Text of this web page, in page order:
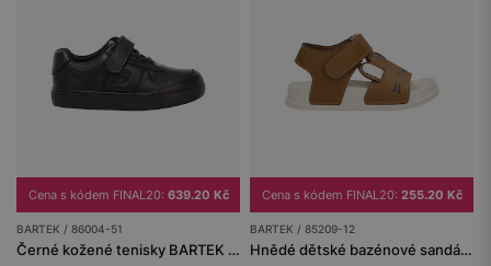
Cena s kódem FINAL20: 639.20 Kč
BARTEK / 86004-51
Černé kožené tenisky BARTEK 86004-51
Cena s kódem FINAL20: 255.20 Kč
BARTEK / 85209-12
Hnědé dětské bazénové sandály s tygříkem BARTEK 85209-12